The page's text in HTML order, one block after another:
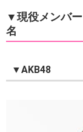
▼現役メンバ
名
▼AKB48